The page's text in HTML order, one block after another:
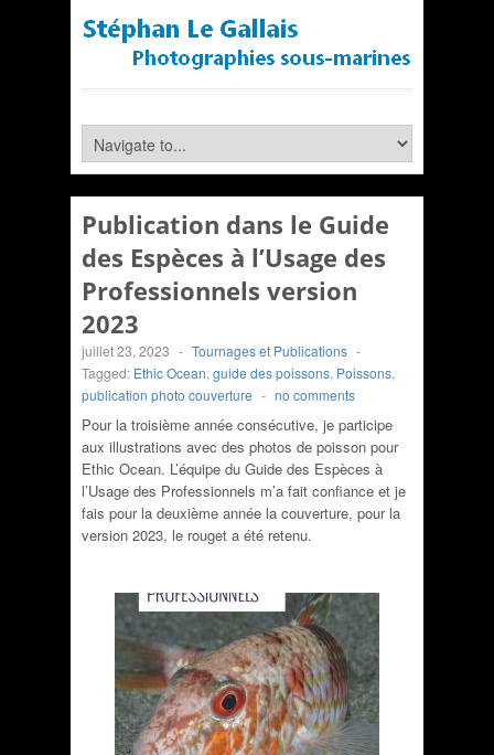
Publication dans le Guide
des Espèces à l’Usage des
Professionnels version
2023
juillet 23, 2023 - Tournages et Publications -
Tagged: Ethic Ocean, guide des poissons, Poissons,
publication photo couverture - no comments
Pour la troisième année consécutive, je participe
aux illustrations avec des photos de poisson pour
Ethic Ocean. L’équipe du Guide des Espèces à
l’Usage des Professionnels m’a fait confiance et je
fais pour la deuxième année la couverture, pour la
version 2023, le rouget a été retenu.